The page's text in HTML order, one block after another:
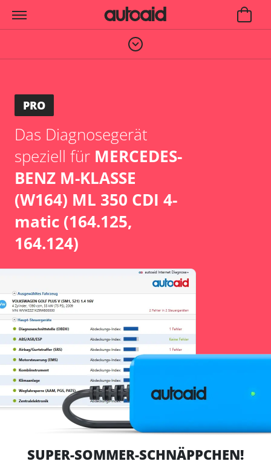
PRO
Das Diagnosegerät
speziell für MERCEDES-
BENZ M-KLASSE
(W164) ML 350 CDI 4-
matic (164.125,
164.124)
SUPER-SOMMER-SCHNÄPPCHEN!